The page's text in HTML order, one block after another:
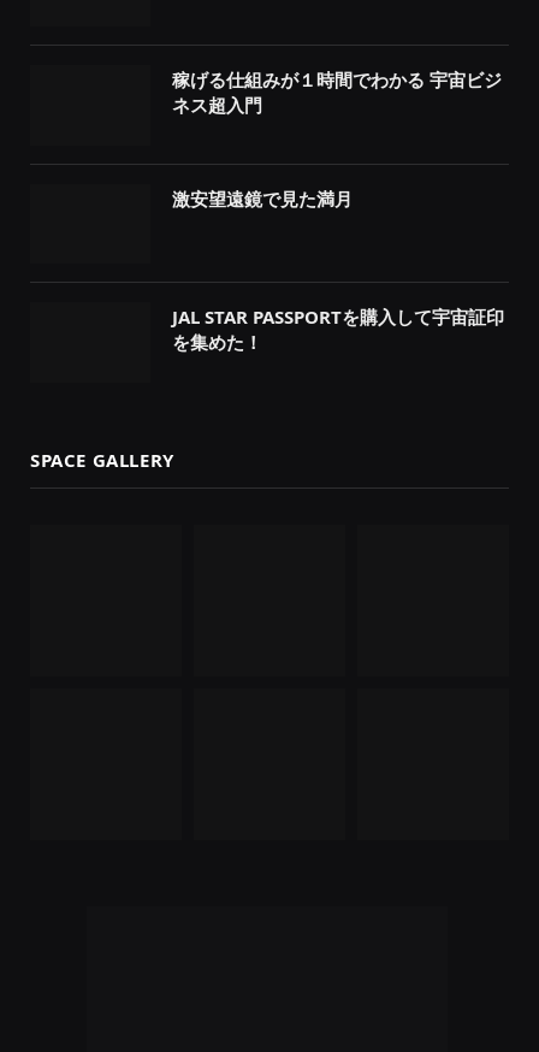
稼げる仕組みが１時間でわかる 宇宙ビジ
ネス超入門
激安望遠鏡で見た満月
JAL STAR PASSPORTを購入して宇宙証印
を集めた！
SPACE GALLERY